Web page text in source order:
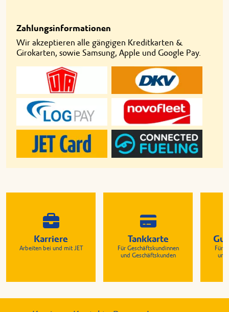
Zahlungsinformationen
Wir akzeptieren alle gängigen Kreditkarten &
Girokarten, sowie Samsung, Apple und Google Pay.
Karriere
Arbeiten bei und mit JET
Tankkarte
Für Geschäftskundinnen
und Geschäftskunden
Für
und